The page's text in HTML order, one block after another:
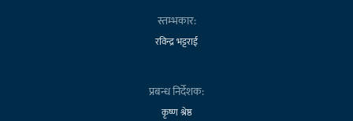
स्तम्भकार:
रविन्द्र भट्टराई
प्रबन्ध निर्देशक:
कृष्ण श्रेष्ठ